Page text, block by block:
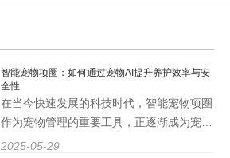
智能宠物项圈：如何通过宠物AI提升养护效率与安
全性
在当今快速发展的科技时代，智能宠物项圈
作为宠物管理的重要工具，正逐渐成为宠物
行业的热点。尤其是随着宠物AI大模型技术
2025-05-29